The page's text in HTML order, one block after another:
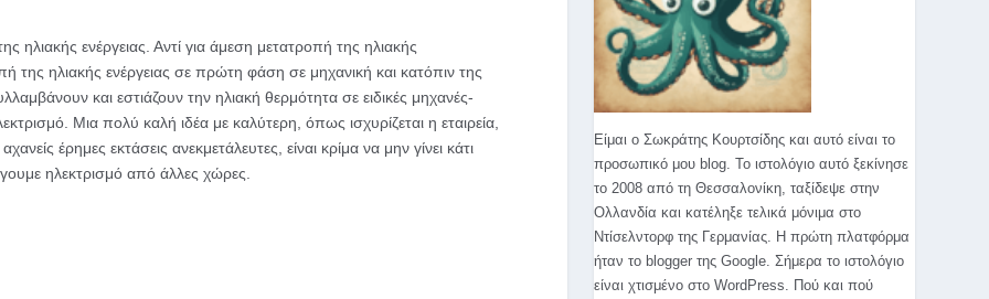
ηλιακής ενέργειας. Αντί για άμεση μετατροπή της ηλιακής
της ηλιακής ενέργειας σε πρώτη φάση σε μηχανική και κατόπιν της
και εστιάζουν την ηλιακή θερμότητα σε ειδικές μηχανές-
Μια πολύ καλή ιδέα με καλύτερη, όπως ισχυρίζεται η εταιρεία,
έρημες εκτάσεις ανεκμετάλευτες, είναι κρίμα να μην γίνει κάτι
ηλεκτρισμό από άλλες χώρες.
Είμαι ο Σωκράτης Κουρτσίδης και αυτό είναι το
προσωπικό μου blog. Το ιστολόγιο αυτό ξεκίνησε
το 2008 από τη Θεσσαλονίκη, ταξίδεψε στην
Ολλανδία και κατέληξε τελικά μόνιμα στο
Ντίσελντορφ της Γερμανίας. Η πρώτη πλατφόρμα
ήταν το blogger της Google. Σήμερα το ιστολόγιο
είναι χτισμένο στο WordPress. Πού και πού